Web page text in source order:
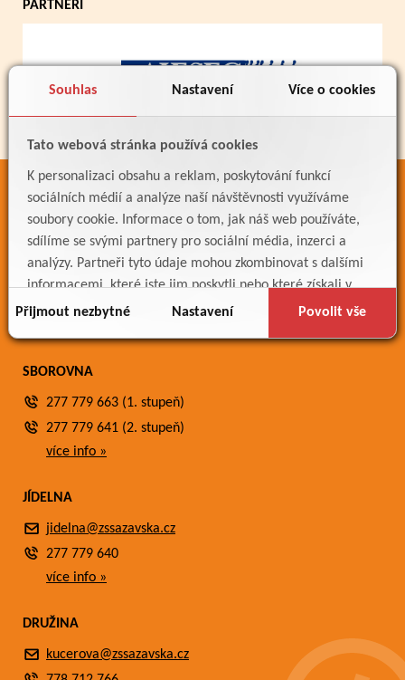
Souhlas Nastavení Více o cookies
Tato webová stránka používá cookies
K personalizaci obsahu a reklam, poskytování funkcí
sociálních médií a analýze naší návštěvnosti využíváme
soubory cookie. Informace o tom, jak náš web používáte,
sdílíme se svými partnery pro sociální média, inzerci a
analýzy. Partneři tyto údaje mohou zkombinovat s dalšími
informacemi, které jste jim poskytli nebo které získali v
důsledku toho, že používáte jejich služby.
Přijmout nezbytné Nastavení Povolit vše
PARTNEŘI
ODKAZY
Bakaláři
Jídelníček
Meteostanice
SBOROVNA
277 779 663 (1. stupeň)
277 779 641 (2. stupeň)
více info »
JÍDELNA
jidelna@zssazavska.cz
277 779 640
více info »
DRUŽINA
kucerova@zssazavska.cz